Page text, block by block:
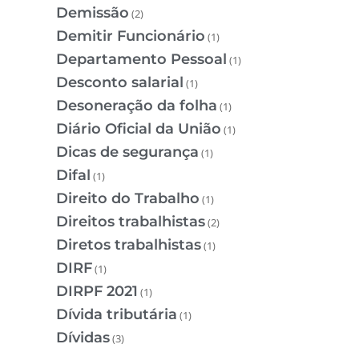
Demissão (2)
Demitir Funcionário (1)
Departamento Pessoal (1)
Desconto salarial (1)
Desoneração da folha (1)
Diário Oficial da União (1)
Dicas de segurança (1)
Difal (1)
Direito do Trabalho (1)
Direitos trabalhistas(2)
Diretos trabalhistas(1)
DIRF(1)
DIRPF 2021 (1)
Dívida tributária (1)
Dívidas(3)